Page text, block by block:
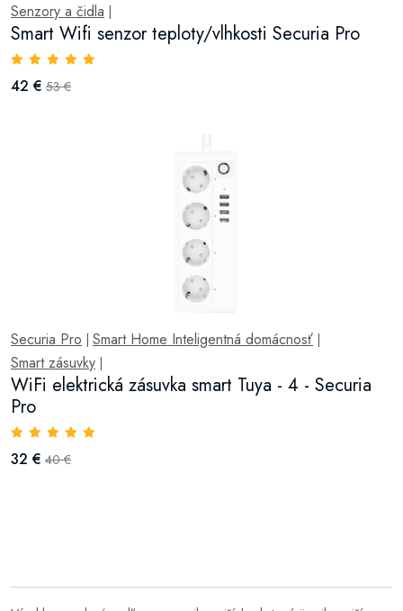
Senzory a čidla
Smart Wifi senzor teploty/vlhkosti Securia Pro
42 € 53 €
Securia Pro Smart Home Inteligentná domácnosť
Smart zásuvky
WiFi elektrická zásuvka smart Tuya - 4 - Securia
Pro
32 € 40 €